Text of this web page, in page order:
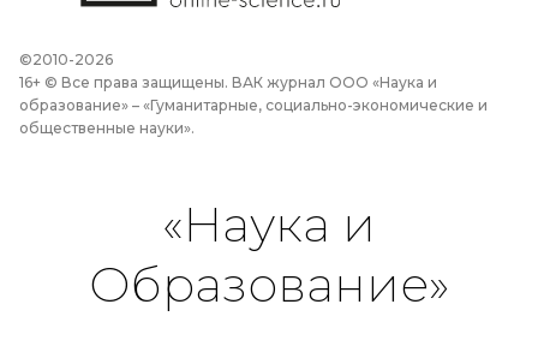
©2010-2026
16+ © Все права защищены. ВАК журнал ООО «Наука и
образование» – «Гуманитарные, социально-экономические и
общественные науки».
«Наука и
Образование»